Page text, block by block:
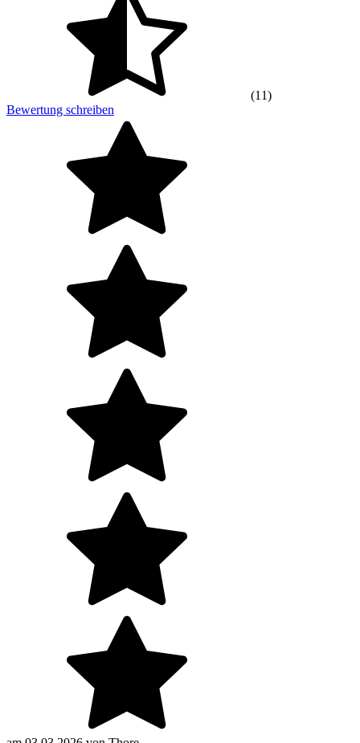
(11)
Bewertung schreiben